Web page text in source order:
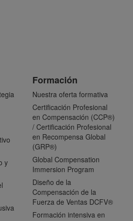
y
Formación
Nuestra oferta formativa
Certificación Profesional
en Compensación (CCP®)
/ Certificación Profesional
en Recompensa Global
(GRP®)
Global Compensation
Immersion Program
Diseño de la
Compensación de la
Fuerza de Ventas DCFV®
Formación intensiva en